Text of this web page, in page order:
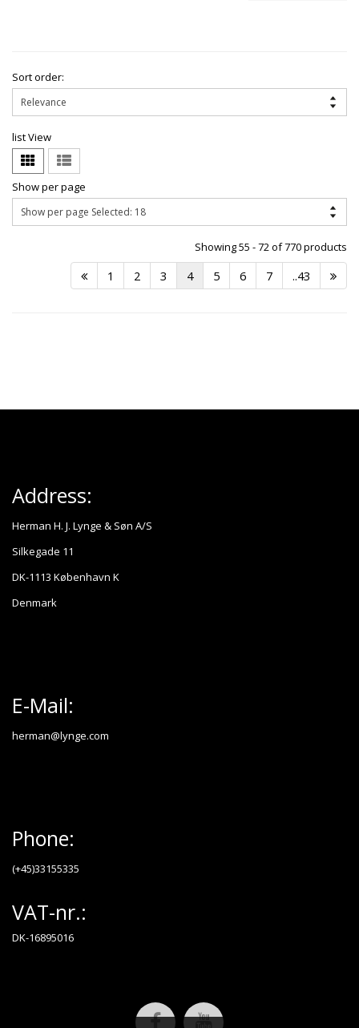
Sort order:
list View
Show per page
Showing 55 - 72 of 770 products
1 2 3 4 5 6 7 ..43
Address:
Herman H. J. Lynge & Søn A/S
Silkegade 11
DK-1113 København K
Denmark
E-Mail:
herman@lynge.com
Phone:
(+45)33155335
VAT-nr.:
DK-16895016